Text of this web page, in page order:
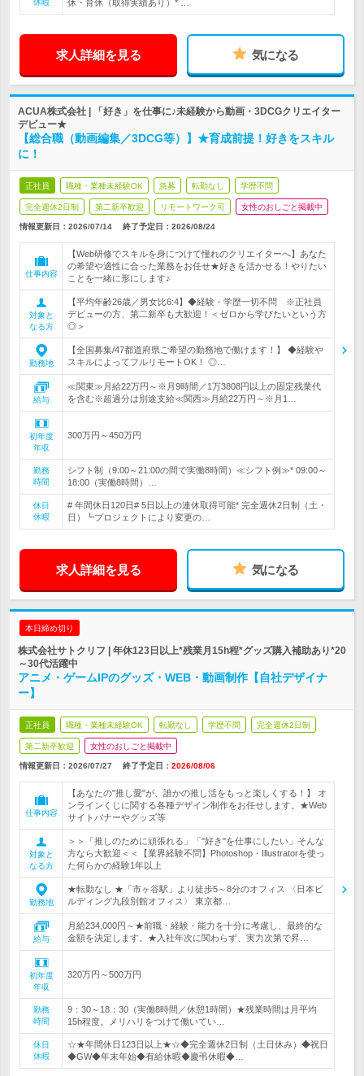
休暇
休・育休（取得実績あり）* …
求人詳細を見る 気になる
ACUA株式会社 | 「好き」を仕事に♪未経験から動画・3DCGクリエイター
デビュー★
【総合職（動画編集／3DCG等）】★育成前提！好きをスキル
に！
正社員 職種・業種未経験OK 急募 転勤なし 学歴不問
完全週休2日制 第二新卒歓迎 リモートワーク可 女性のおしごと掲載中
情報更新日：2026/07/14 終了予定日： 2026/08/24
仕事内容
【Web研修でスキルを身につけて憧れのクリエイターへ】あなた
の希望や適性に合った業務をお任せ★好きを活かせる！やりたい
ことを一緒に形にします♪
対象と
なる方
【平均年齢26歳／男女比6:4】◆経験・学歴一切不問 ※正社員
デビューの方、第二新卒も大歓迎！＜ゼロから学びたいという方
◎＞
勤務地
【全国募集/47都道府県ご希望の勤務地で働けます！】 ◆経験や
スキルによってフルリモートOK！ ◎…
給与
≪関東≫月給22万円～※月9時間／1万3808円以上の固定残業代
を含む※超過分は別途支給≪関西≫月給22万円～※月1…
初年度
年収
300万円～450万円
勤務
時間
シフト制（9:00～21:00の間で実働8時間）≪シフト例≫* 09:00～
18:00（実働8時間）…
休日
休暇
# 年間休日120日# 5日以上の連休取得可能* 完全週休2日制（土・
日）┗プロジェクトにより変更の…
求人詳細を見る 気になる
本日締め切り
株式会社サトクリフ | 年休123日以上*残業月15h程*グッズ購入補助あり*20
～30代活躍中
アニメ・ゲームIPのグッズ・WEB・動画制作【自社デザイナ
ー】
正社員 職種・業種未経験OK 転勤なし 学歴不問 完全週休2日制
第二新卒歓迎 女性のおしごと掲載中
情報更新日：2026/07/27 終了予定日： 2026/08/06
仕事内容
【あなたの"推し愛"が、誰かの推し活をもっと楽しくする！】 オ
ンラインくじに関する各種デザイン制作をお任せします。★Web
サイトバナーやグッズ等
対象と
なる方
＞＞「推しのために頑張れる」「"好き"を仕事にしたい」そんな
方なら大歓迎＜＜【業界経験不問】Photoshop・Illustratorを使っ
た何らかの経験1年以上
勤務地
★転勤なし ★「市ヶ谷駅」より徒歩5～8分のオフィス 〈日本ビ
ルディング九段別館オフィス〉 東京都…
給与
月給234,000円～★前職・経験・能力を十分に考慮し、最終的な
金額を決定します。★入社年次に関わらず、実力次第で昇…
初年度
年収
320万円～500万円
勤務
時間
9：30～18：30（実働8時間／休憩1時間）★残業時間は月平均
15h程度。メリハリをつけて働いてい…
休日
休暇
☆★年間休日123日以上★☆◆完全週休2日制（土日休み）◆祝日
◆GW◆年末年始◆有給休暇◆慶弔休暇◆…